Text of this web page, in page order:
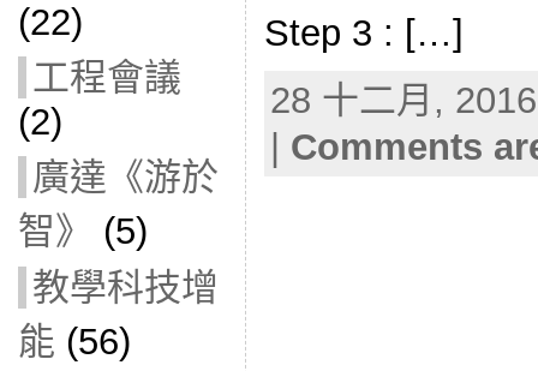
(22)
工程會議
(2)
廣達《游於
智》
(5)
教學科技增
能 (56)
Step 3 : […]
28 十二月,
Comments